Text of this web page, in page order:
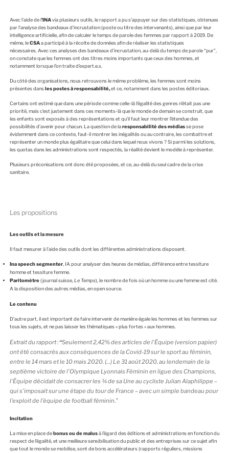
Avec l’aide de l’INAvia plusieurs outils, le rapport a pu s’appuyer sur des statistiques, obtenues
par l’analyse des bandeaux d’incrustation (poste ou titre des intervenants), ainsi que par leur
intelligence artificielle, afin de calculer le temps de parole des femmes par rapport à 2019. De
même, leCSAa participé à la récolte de données afin de réaliser les statistiques
nécessaires. Avec ces analyses des bandeaux d’incrustation, au-delà du temps de parole “pur”,
on constate que les femmes ont des titres moins importants que ceux des hommes, et
notamment lorsque l’on traite d’expert.e.s.
Du côté des organisations, nous retrouvons le même problème, les femmes sont moins
présentes dansles postes à responsabilité,et ce, notamment dans les postes éditoriaux.
Certains ont estimé que dans une période comme celle-là l’égalité des genres n’était pas une
priorité, mais c’est justement dans ces moments-là que le monde de demain se construit, que
les enfants sont exposés à des représentations et qu’il faut leur montrer l’étendue des
possibilités d’avenir pour chacun. La question de laresponsabilité des médiasse pose
évidemment dans ce contexte, faut-il montrer les inégalités ou au contraire, les combattre et
représenter un monde plus égalitaire que celui dans lequel nous vivons ? Si parmi les solutions,
les quotas dans les administrations sont respectés, la réalité devient le modèle à représenter.
Plusieurs préconisations ont donc été proposées, et ce, au-delà du seul cadre de la crise
sanitaire.
Les propositions
Les outils et la mesure
Il faut mesurer à l’aide des outils dont les différentes administrations disposent.
Ina speech segmenter, IA pour analyser des heures de médias, différence entre tessiture
homme et tessiture femme.
Paritomètre(journal suisse,Le Temps), le nombre de fois où un homme ou une femme est cité.
A la disposition des autres médias, en open source.
Le contenu
D’autre part, il est important de faire intervenir de manière égale les hommes et les femmes sur
tous les sujets, et ne pas laisser les thématiques « plus fortes » aux hommes.
Extrait du rapport :“Seulement 2,42% des articles de l’Équipe (version papier)
ont été consacrés aux conséquences de la Covid-19 sur le sport au féminin,
entre le 14 mars et le 10 mais 2020. (…) Le 31 août 2020, au lendemain de la
septième victoire de l’Olympique Lyonnais Féminin en ligue des Champions,
l’Équipe décidait de consacrer les ¾ de sa Une au cycliste Julian Alaphilippe –
qui s’imposait sur une étape du tour de France – avec un simple bandeau pour
l’exploit de l’équipe de football féminin.”
Incitation
La mise en place de bonus ou de malusà l’égard des éditions et administrations en fonction du
respect de l’égalité, et une meilleure sensibilisation du public et des entreprises sur ce sujet afin
que tout le monde se mobilise, sont de bons accélérateurs (rapports réguliers, missions